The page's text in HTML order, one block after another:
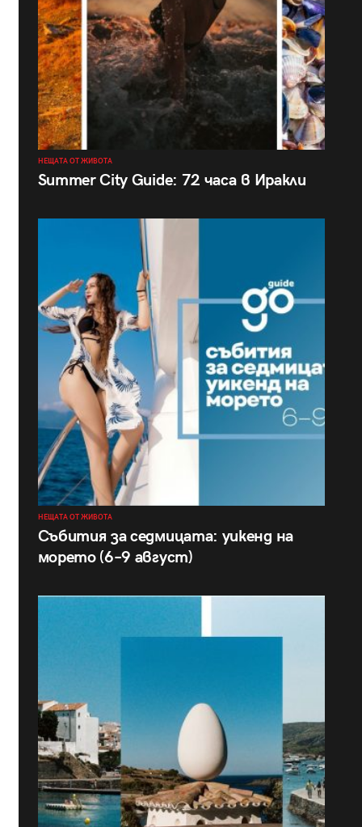
НЕЩАТА ОТ ЖИВОТА
Summer City Guide: 72 часа в Иракли
НЕЩАТА ОТ ЖИВОТА
Събития за седмицата: уикенд на
морето (6–9 август)